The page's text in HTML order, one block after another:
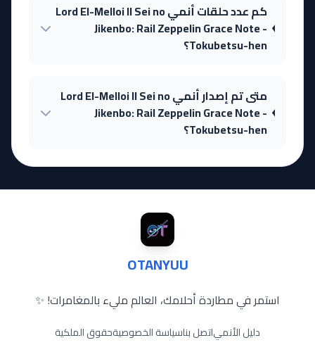
كم عدد حلقات أنمي Lord El-Melloi II Sei no
Jikenbo: Rail Zeppelin Grace Note -
Tokubetsu-hen؟
متى تم إصدار أنمي Lord El-Melloi II Sei no
Jikenbo: Rail Zeppelin Grace Note -
Tokubetsu-hen؟
OTANYUU
استمر في مطاردة أحلامك، العالم مليء بالمغامرات! ✨
دليل الأنمياتصل بناسياسة الخصوصيةحقوق الملكية